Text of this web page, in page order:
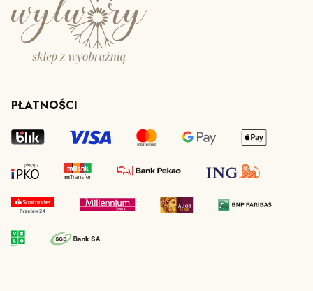
PŁATNOŚCI